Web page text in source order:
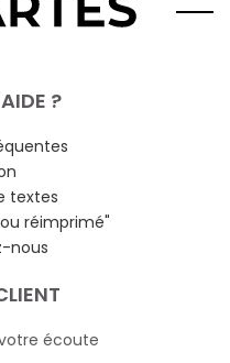
?
textes
réimprimé"
nous
écoute